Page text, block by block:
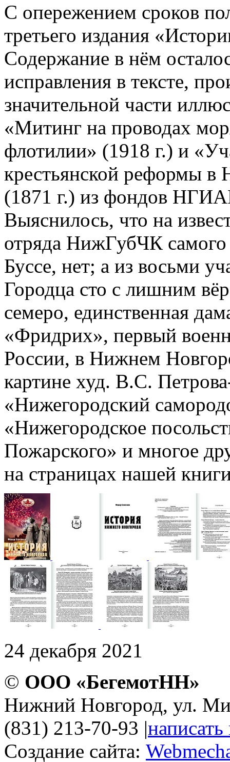
С опережением сроков
третьего издания
Содержание в нём
исправления в тексте,
значительной части
«Митинг на проводах
флотилии» (1918 г.) и
крестьянской реформы в
(1871 г.) из фондов
Выяснилось, что на
отряда НижГубЧК самого
Буссе, нет; а из восьми
Городца сто с лишним
семеро, единственная
«Фридрих», первый
России, в Нижнем
картине худ. В.С.
«Нижегородский
«Нижегородское
Пожарского» и многое
на страницах нашей
24 декабря 2021
© ООО «БегемотНН»
Нижний Новгород, ул.
(831) 213-70-93 |
Создание сайта: